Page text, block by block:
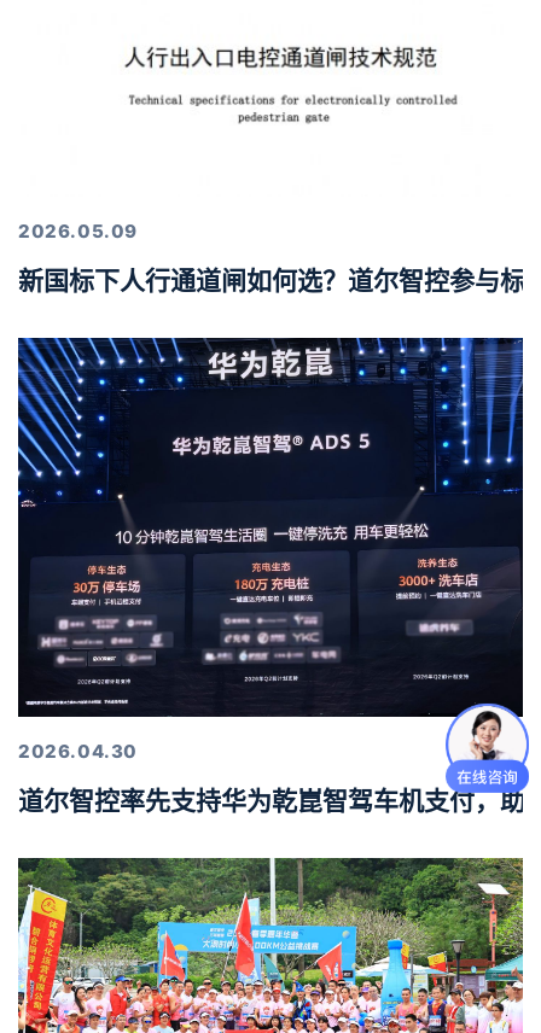
2026.05.09
新国标下人行通道闸如何选？道尔智控参与标
2026.04.30
道尔智控率先支持华为乾崑智驾车机支付，助